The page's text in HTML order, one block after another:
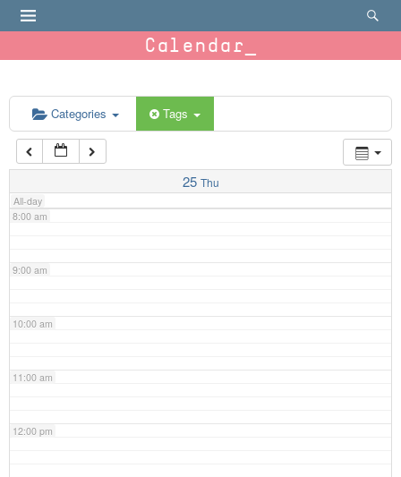
Calendar
Categories Tags
25 Thu
All-day
6:00 am
7:00 am
8:00 am
9:00 am
10:00 am
11:00 am
12:00 pm